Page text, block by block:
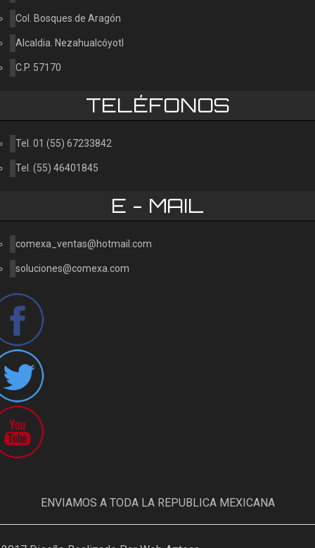
Col. Bosques de Aragón
Alcaldia. Nezahualcóyotl
C.P. 57170
TELÉFONOS
Tel. 01 (55) 67233842
Tel. (55) 46401845
E - MAIL
comexa_ventas@hotmail.com
soluciones@comexa.com
ENVIAMOS A TODA LA REPUBLICA MEXICANA